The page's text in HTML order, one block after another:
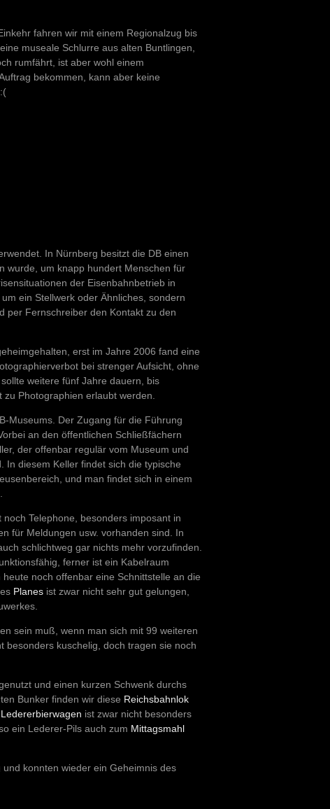
fahren wir mit einem Regionalzug bis
museale Schlurre aus alten Buntlingen,
rumfährt, ist aber wohl einem
bekommen, kann aber keine
In Nürnberg besitzt die DB einen
wurde, um knapp hundert Menschen für
der Eisenbahnbetrieb in
ein Stellwerk oder Ähnliches, sondern
per Fernschreiber den Kontakt zu den
erst im Jahre 2006 fand eine
bei strenger Aufsicht, ohne
weitere fünf Jahre dauern, bis
Photographien erlaubt werden.
Museums. Der Zugang für die Führung
an den öffentlichen Schließfächern
der offenbar regulär vom Museum und
In diesem Keller findet sich die typische
und man findet sich in einem
Telephone, besonders imposant in
für Meldungen usw. vorhanden sind. In
schlichtweg gar nichts mehr vorzufinden.
ferner ist ein Kabelraum
noch offenbar eine Schnittstelle an die
Planes ist zwar nicht sehr gut gelungen,
sein muß, wenn man sich mit 99 weiteren
besonders kuschelig, doch tragen sie noch
und einen kurzen Schwenk durchs
Bunker finden wir diese Reichsbahnlok
Ledererbierwagen ist zwar nicht besonders
ein Lederer-Pils auch zum Mittagsmahl
konnten wieder ein Geheimnis des